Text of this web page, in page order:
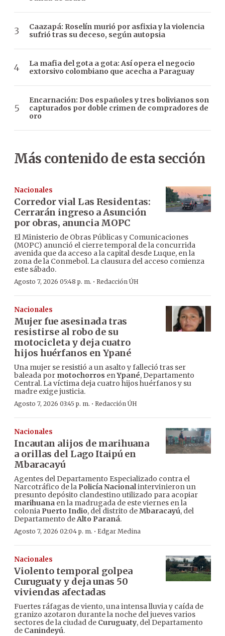
Caazapá: Roselín murió por asfixia y la violencia
sufrió tras su deceso, según autopsia
La mafia del gota a gota: Así opera el negocio
extorsivo colombiano que acecha a Paraguay
Encarnación: Dos españoles y tres bolivianos son
capturados por doble crimen de compradores de
oro
Más contenido de esta sección
Nacionales
Corredor vial Las Residentas:
Cerrarán ingreso a Asunción
por obras, anuncia MOPC
El Ministerio de Obras Públicas y Comunicaciones
(MOPC) anunció el cierre temporal de la concurrida
avenida que da acceso a la capital desde Luque, en la
zona de la Conmebol. La clausura del acceso comienza
este sábado.
Agosto 7, 2026 05:48 p. m. · Redacción ÚH
Nacionales
Mujer fue asesinada tras
resistirse al robo de su
motocicleta y deja cuatro
hijos huérfanos en Ypané
Una mujer se resistió a un asalto y falleció tras ser
baleada por motochorros enYpané, Departamento
Central. La víctima deja cuatro hijos huérfanos y su
madre exige justicia.
Agosto 7, 2026 03:45 p. m. · Redacción ÚH
Nacionales
Incautan alijos de marihuana
a orillas del Lago Itaipú en
Mbaracayú
Agentes del Departamento Especializado contra el
Narcotráfico de la Policía Nacionalintervinieron un
presunto depósito clandestino utilizado para acopiar
marihuana en la madrugada de este viernes en la
colonia Puerto Indio, del distrito deMbaracayú, del
Departamento deAlto Paraná.
Agosto 7, 2026 02:04 p. m. · Edgar Medina
Nacionales
Violento temporal golpea
Curuguaty y deja unas 50
viviendas afectadas
Fuertes ráfagas de viento, una intensa lluvia y caída de
granizo azotaron durante la noche del jueves varios
sectores de la ciudad de Curuguaty, del Departamento
de Canindeyú.